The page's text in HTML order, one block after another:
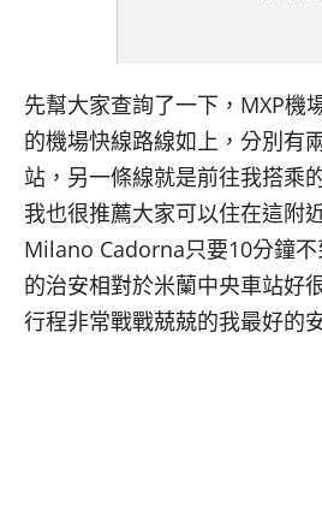
先幫大家查詢了一下，MXP機
的機場快線路線如上，分別有
站，另一條線就是前往我搭乘
我也很推薦大家可以住在這附
Milano Cadorna只要10分鐘
的治安相對於米蘭中央車站好
行程非常戰戰兢兢的我最好的